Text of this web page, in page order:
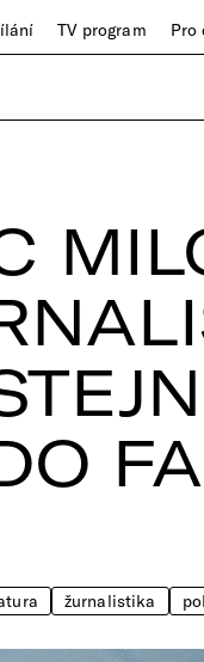
TV program Pro
žurnalistika